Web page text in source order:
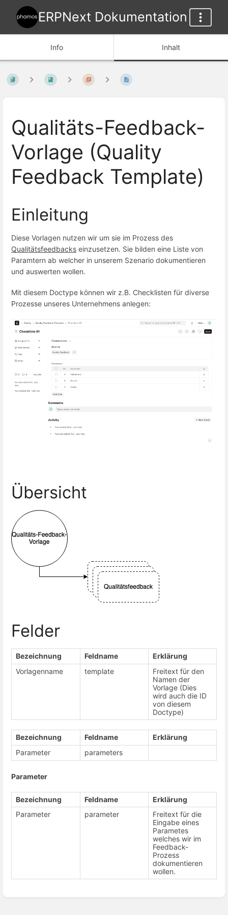
ERPNext Dokumentation
Info Inhalt
Qualitäts-Feedback-
Vorlage (Quality
Feedback Template)
Einleitung
Diese Vorlagen nutzen wir um sie im Prozess des
Qualitätsfeedbacks einzusetzen. Sie bilden eine Liste von
Paramtern ab welcher in unserem Szenario dokumentieren
und auswerten wollen.
Mit diesem Doctype können wir z.B. Checklisten für diverse
Prozesse unseres Unternehmens anlegen:
Übersicht
Felder
Bezeichnung Feldname
Erklärung
Vorlagenname
template
Freitext für den
Namen der
Vorlage (Dies
wird auch die ID
von diesem
Doctype)
Bezeichnung Feldname
Erklärung
Parameter
parameters
Parameter
Bezeichnung Feldname
Erklärung
Parameter
parameter
Freitext für die
Eingabe eines
Parametes
welches wir im
Feedback-
Prozess
dokumentieren
wollen.